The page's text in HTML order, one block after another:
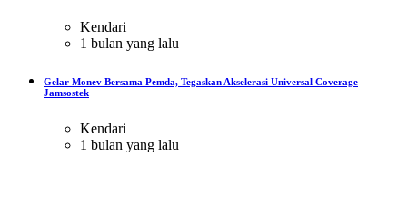
Kendari
1 bulan yang lalu
Gelar Monev Bersama Pemda, Tegaskan Akselerasi Universal Coverage
Jamsostek
Kendari
1 bulan yang lalu